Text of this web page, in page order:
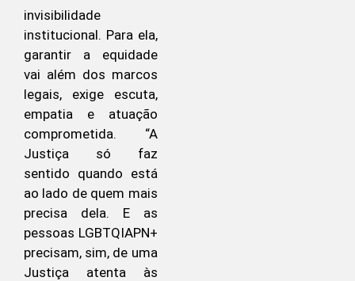
invisibilidade
institucional. Para ela,
garantir a equidade
vai além dos marcos
legais, exige escuta,
empatia e atuação
comprometida. “A
Justiça só faz
sentido quando está
ao lado de quem mais
precisa dela. E as
pessoas LGBTQIAPN+
precisam, sim, de uma
Justiça atenta às